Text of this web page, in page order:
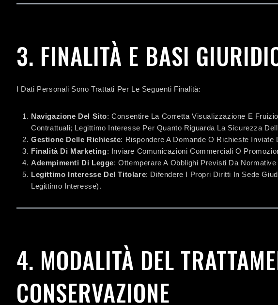
3. FINALITÀ E BASI
I Dati Personali Sono Trattati Per Le Seguenti Finalità:
Navigazione Del Sito: Consentire La Corretta Visualizzazione E
Contrattuali; Legittimo Interesse Per Quanto Riguarda La Sicurezza
Gestione Delle Richieste: Rispondere A Domande O Richieste
Finalità Di Marketing: Inviare Comunicazioni Commerciali O
Adempimenti Di Legge: Ottemperare A Obblighi Previsti Da
Legittimo Interesse Del Titolare: Difendere I Propri Diritti In Sede
Legittimo Interesse).
4. MODALITÀ DEL
CONSERVAZIONE